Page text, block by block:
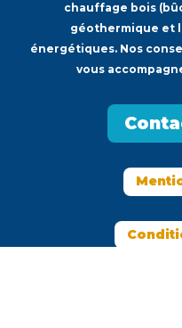
chauffage bois
géothermique et
énergétiques. Nos
vous